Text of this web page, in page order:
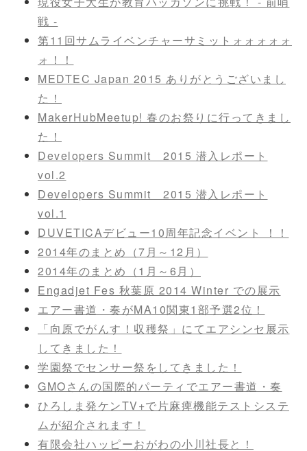
戦 -
第11回サムライベンチャーサミットォォォォォ
ォ！！
MEDTEC Japan 2015 ありがとうございまし
た！
MakerHubMeetup! 春のお祭りに行ってきまし
た！
Developers Summit 2015 潜入レポート
vol.2
Developers Summit 2015 潜入レポート
vol.1
DUVETICAデビュー10周年記念イベント ！！
2014年のまとめ（7月～12月）
2014年のまとめ（1月～6月）
Engadjet Fes 秋葉原 2014 Winter での展示
エアー書道・奏がMA10関東1部予選2位！
「向原でがんす！収穫祭」にてエアシンセ展示
してきました！
学園祭でセンサー祭をしてきました！
GMOさんの国際的パーティでエアー書道・奏
ひろしま発ケンTV+で片麻痺機能テストシステ
ムが紹介されます！
有限会社ハッピーおがわの小川社長と！